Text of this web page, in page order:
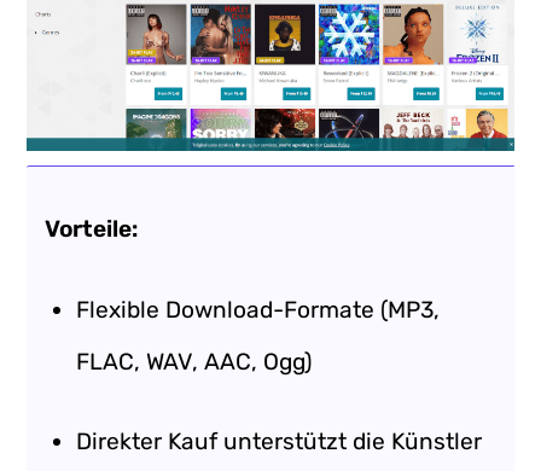
Vorteile:
Flexible Download-Formate (MP3,
FLAC, WAV, AAC, Ogg)
Direkter Kauf unterstützt die Künstler